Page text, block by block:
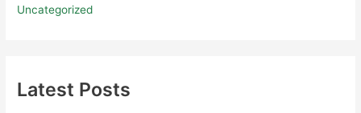
Uncategorized
Latest Posts